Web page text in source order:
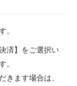
。
済】をご選択い
。
きます場合は、